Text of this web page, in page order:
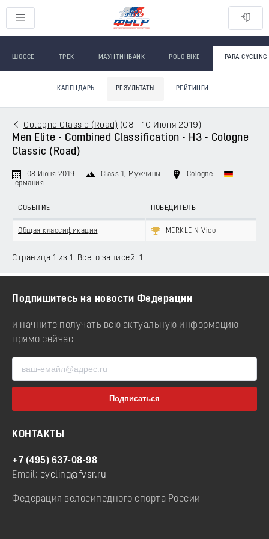
ШОССЕ ТРЕК МАУНТИНБАЙК POLO BIKE PARA-CYCLING
КАЛЕНДАРЬ РЕЗУЛЬТАТЫ РЕЙТИНГИ
Cologne Classic (Road) (08 - 10 Июня 2019 )
Men Elite - Combined Classification - H3 - Cologne
Classic (Road)
08 Июня 2019 Class 1 , Мужчины
Cologne
Германия
СОБЫТИЕ ПОБЕДИТЕЛЬ
Общая классификация MERKLEIN Vico
Страница 1 из 1. Всего записей: 1
Подпишитесь на новости Федерации
и начните получать всю актуальную информацию
прямо сейчас
КОНТАКТЫ
+7 (495) 637-08-98
Email: cycling@fvsr.ru
Федерация велосипедного спорта России